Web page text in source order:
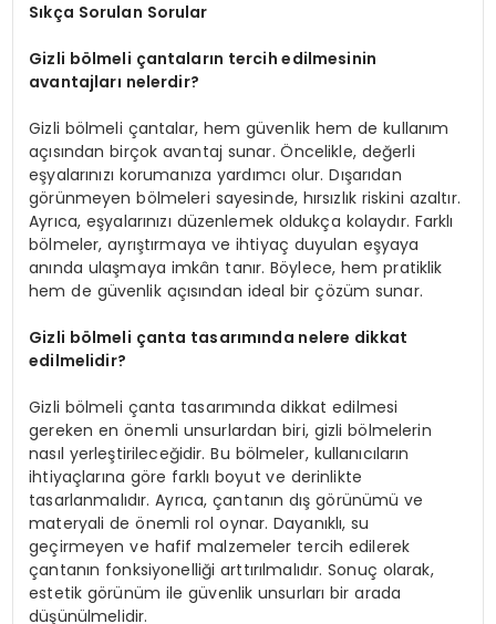
Sıkça Sorulan Sorular
Gizli bölmeli çantaların tercih edilmesinin
avantajları nelerdir?
Gizli bölmeli çantalar, hem güvenlik hem de kullanım
açısından birçok avantaj sunar. Öncelikle, değerli
eşyalarınızı korumanıza yardımcı olur. Dışarıdan
görünmeyen bölmeleri sayesinde, hırsızlık riskini azaltır.
Ayrıca, eşyalarınızı düzenlemek oldukça kolaydır. Farklı
bölmeler, ayrıştırmaya ve ihtiyaç duyulan eşyaya
anında ulaşmaya imkân tanır. Böylece, hem pratiklik
hem de güvenlik açısından ideal bir çözüm sunar.
Gizli bölmeli çanta tasarımında nelere dikkat
edilmelidir?
Gizli bölmeli çanta tasarımında dikkat edilmesi
gereken en önemli unsurlardan biri, gizli bölmelerin
nasıl yerleştirileceğidir. Bu bölmeler, kullanıcıların
ihtiyaçlarına göre farklı boyut ve derinlikte
tasarlanmalıdır. Ayrıca, çantanın dış görünümü ve
materyali de önemli rol oynar. Dayanıklı, su
geçirmeyen ve hafif malzemeler tercih edilerek
çantanın fonksiyonelliği arttırılmalıdır. Sonuç olarak,
estetik görünüm ile güvenlik unsurları bir arada
düşünülmelidir.